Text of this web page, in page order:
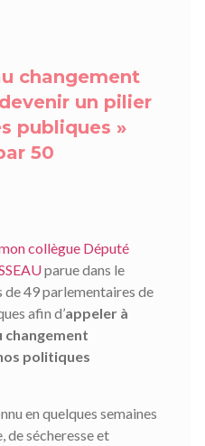
changement
un pilier
publiques »
50
collègue Député
parue dans le
de 49 parlementaires de
afin d’appeler à
changement
politiques
en quelques semaines
de sécheresse et